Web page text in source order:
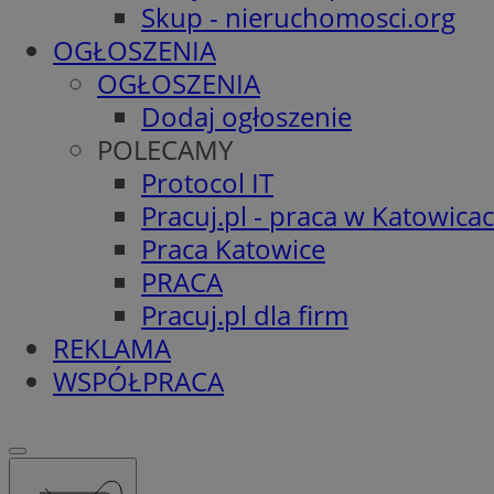
Skup - nieruchomosci.org
OGŁOSZENIA
OGŁOSZENIA
Dodaj ogłoszenie
POLECAMY
Protocol IT
Pracuj.pl - praca w
Praca Katowice
PRACA
Pracuj.pl dla firm
REKLAMA
WSPÓŁPRACA